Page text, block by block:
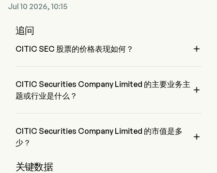
Jul 10 2026, 10:15
追问
CITIC SEC 股票的价格表现如何？ 
CITIC Securities Company Limited 的主要业务主
题或行业是什么？

CITIC Securities Company Limited 的市值是多
少？

关键数据